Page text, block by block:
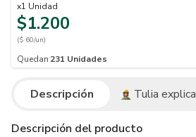
x1 Unidad
$1.200
($ 60/un)
Quedan 231 Unidades
Descripción Tulia explica
Descripción del producto